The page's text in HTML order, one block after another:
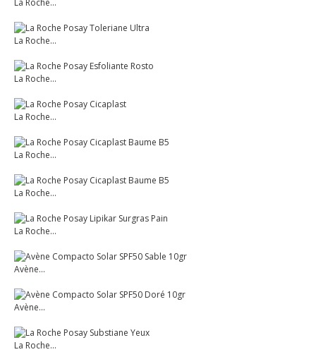
La Roche...
La Roche...
La Roche...
La Roche...
La Roche...
La Roche...
La Roche...
Avène...
Avène...
La Roche...